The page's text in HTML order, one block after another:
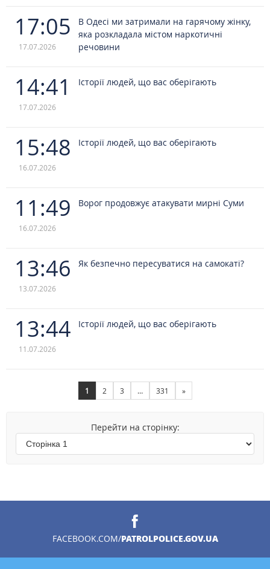
17:05
17.07.2026
В Одесі ми затримали на гарячому жінку,
яка розкладала містом наркотичні
речовини
14:41
17.07.2026
Історії людей, що вас оберігають
15:48
16.07.2026
Історії людей, що вас оберігають
11:49
16.07.2026
Ворог продовжує атакувати мирні Суми
13:46
13.07.2026
Як безпечно пересуватися на самокаті?
13:44
11.07.2026
Історії людей, що вас оберігають
1 2 3 … 331 »
Перейти на сторінку:
FACEBOOK.COM/PATROLPOLICE.GOV.UA